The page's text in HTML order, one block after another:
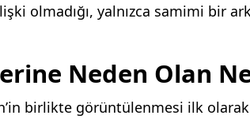
olmadığı, yalnızca samimi bir
Neden Olan
birlikte görüntülenmesi ilk